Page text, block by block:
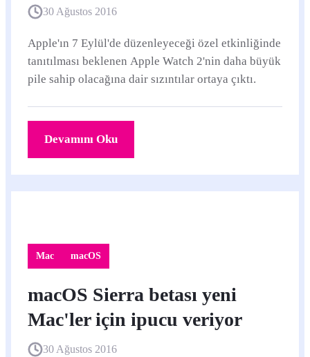
30 Ağustos 2016
Apple'ın 7 Eylül'de düzenleyeceği özel etkinliğinde
tanıtılması beklenen Apple Watch 2'nin daha büyük
pile sahip olacağına dair sızıntılar ortaya çıktı.
Devamını Oku
Mac macOS
macOS Sierra betası yeni
Mac'ler için ipucu veriyor
30 Ağustos 2016